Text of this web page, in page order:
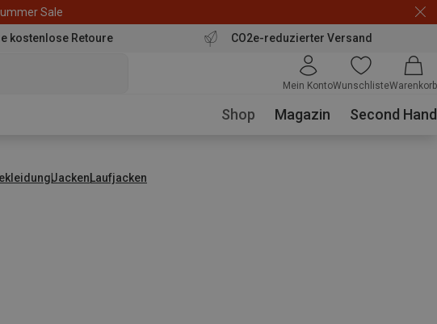
Sale
kostenlose Retoure CO2e-reduzierter Versand
Mein KontoWunschlisteWarenkorb
Shop Magazin Second Hand
JackenLaufjacken